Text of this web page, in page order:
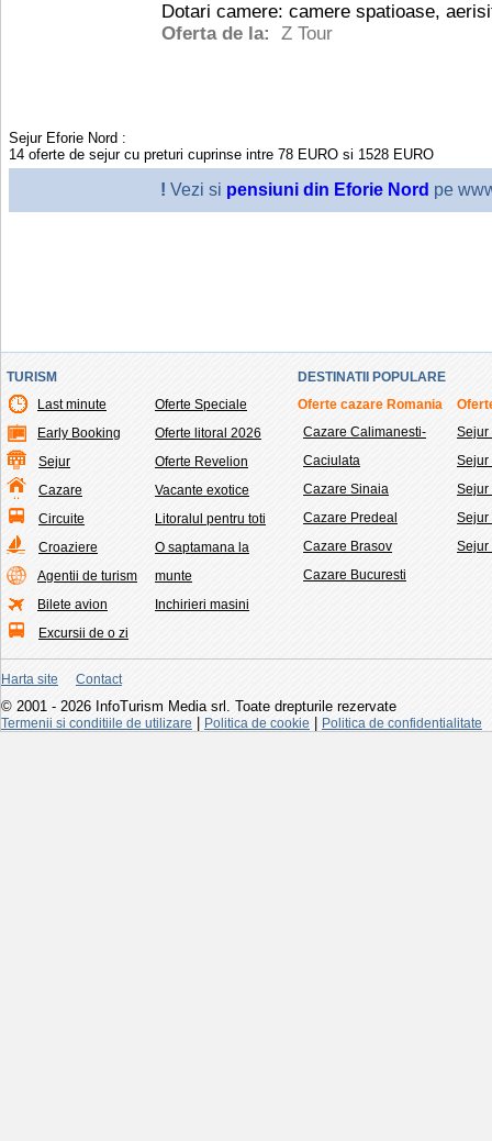
Dotari camere: camere spatioase,
Oferta de la:
Z Tour
Sejur Eforie Nord :
14 oferte de sejur cu preturi cuprinse intre 78 EURO si 1528 EURO
! Vezi si pensiuni din Eforie Nord pe
TURISM
Last minute
Early Booking
Sejur
Cazare
Circuite
Croaziere
Agentii de turism
Bilete avion
Excursii de o zi
Oferte Speciale
Oferte litoral 2026
Oferte Revelion
Vacante exotice
Litoralul pentru toti
O saptamana la
munte
Inchirieri masini
DESTINATII POPULARE
Oferte cazare Romania
Cazare Calimanesti-
Caciulata
Cazare Sinaia
Cazare Predeal
Cazare Brasov
Cazare Bucuresti
Sejur
Sejur
Sejur
Sejur
Sejur
Harta site Contact
© 2001 - 2026 InfoTurism Media srl. Toate drepturile rezervate
Termenii si conditiile de utilizare Politica de cookie Politica de confidentialitate